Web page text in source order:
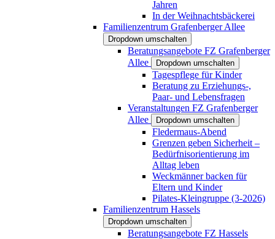
Jahren
In der Weihnachtsbäckerei
Familienzentrum Grafenberger Allee
Dropdown umschalten
Beratungsangebote FZ Grafenberger
Allee
Dropdown umschalten
Tagespflege für Kinder
Beratung zu Erziehungs-,
Paar- und Lebensfragen
Veranstaltungen FZ Grafenberger
Allee
Dropdown umschalten
Fledermaus-Abend
Grenzen geben Sicherheit –
Bedürfnisorientierung im
Alltag leben
Weckmänner backen für
Eltern und Kinder
Pilates-Kleingruppe (3-2026)
Familienzentrum Hassels
Dropdown umschalten
Beratungsangebote FZ Hassels